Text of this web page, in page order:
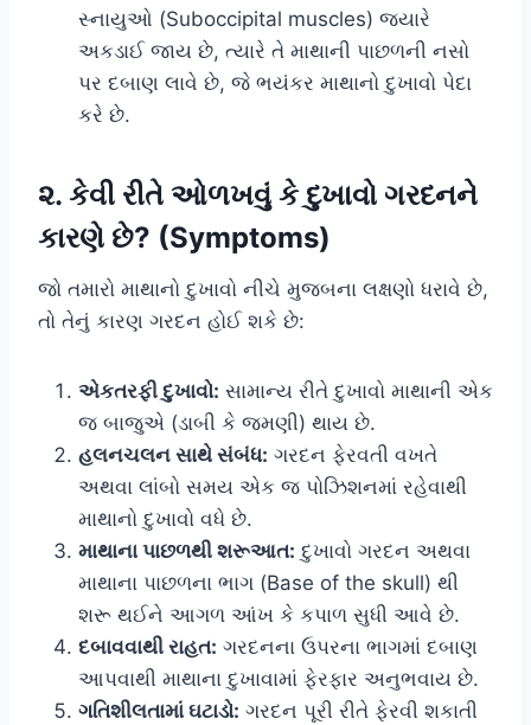
સ્નાયુઓ (Suboccipital muscles) જ્યારે
અકડાઈ જાય છે, ત્યારે તે માથાની પાછળની નસો
પર દબાણ લાવે છે, જે ભયંકર માથાનો દુખાવો પેદા
કરે છે.
૨. કેવી રીતે ઓળખવું કે દુખાવો ગરદનને
કારણે છે? (Symptoms)
જો તમારો માથાનો દુખાવો નીચે મુજબના લક્ષણો ધરાવે છે,
તો તેનું કારણ ગરદન હોઈ શકે છે:
એકતરફી દુખાવો: સામાન્ય રીતે દુખાવો માથાની એક
જ બાજુએ (ડાબી કે જમણી) થાય છે.
હલનચલન સાથે સંબંધ: ગરદન ફેરવતી વખતે
અથવા લાંબો સમય એક જ પોઝિશનમાં રહેવાથી
માથાનો દુખાવો વધે છે.
માથાના પાછળથી શરૂઆત: દુખાવો ગરદન અથવા
માથાના પાછળના ભાગ (Base of the skull) થી
શરૂ થઈને આગળ આંખ કે કપાળ સુધી આવે છે.
દબાવવાથી રાહત: ગરદનના ઉપરના ભાગમાં દબાણ
આપવાથી માથાના દુખાવામાં ફેરફાર અનુભવાય છે.
ગતિશીલતામાં ઘટાડો: ગરદન પૂરી રીતે ફેરવી શકાતી